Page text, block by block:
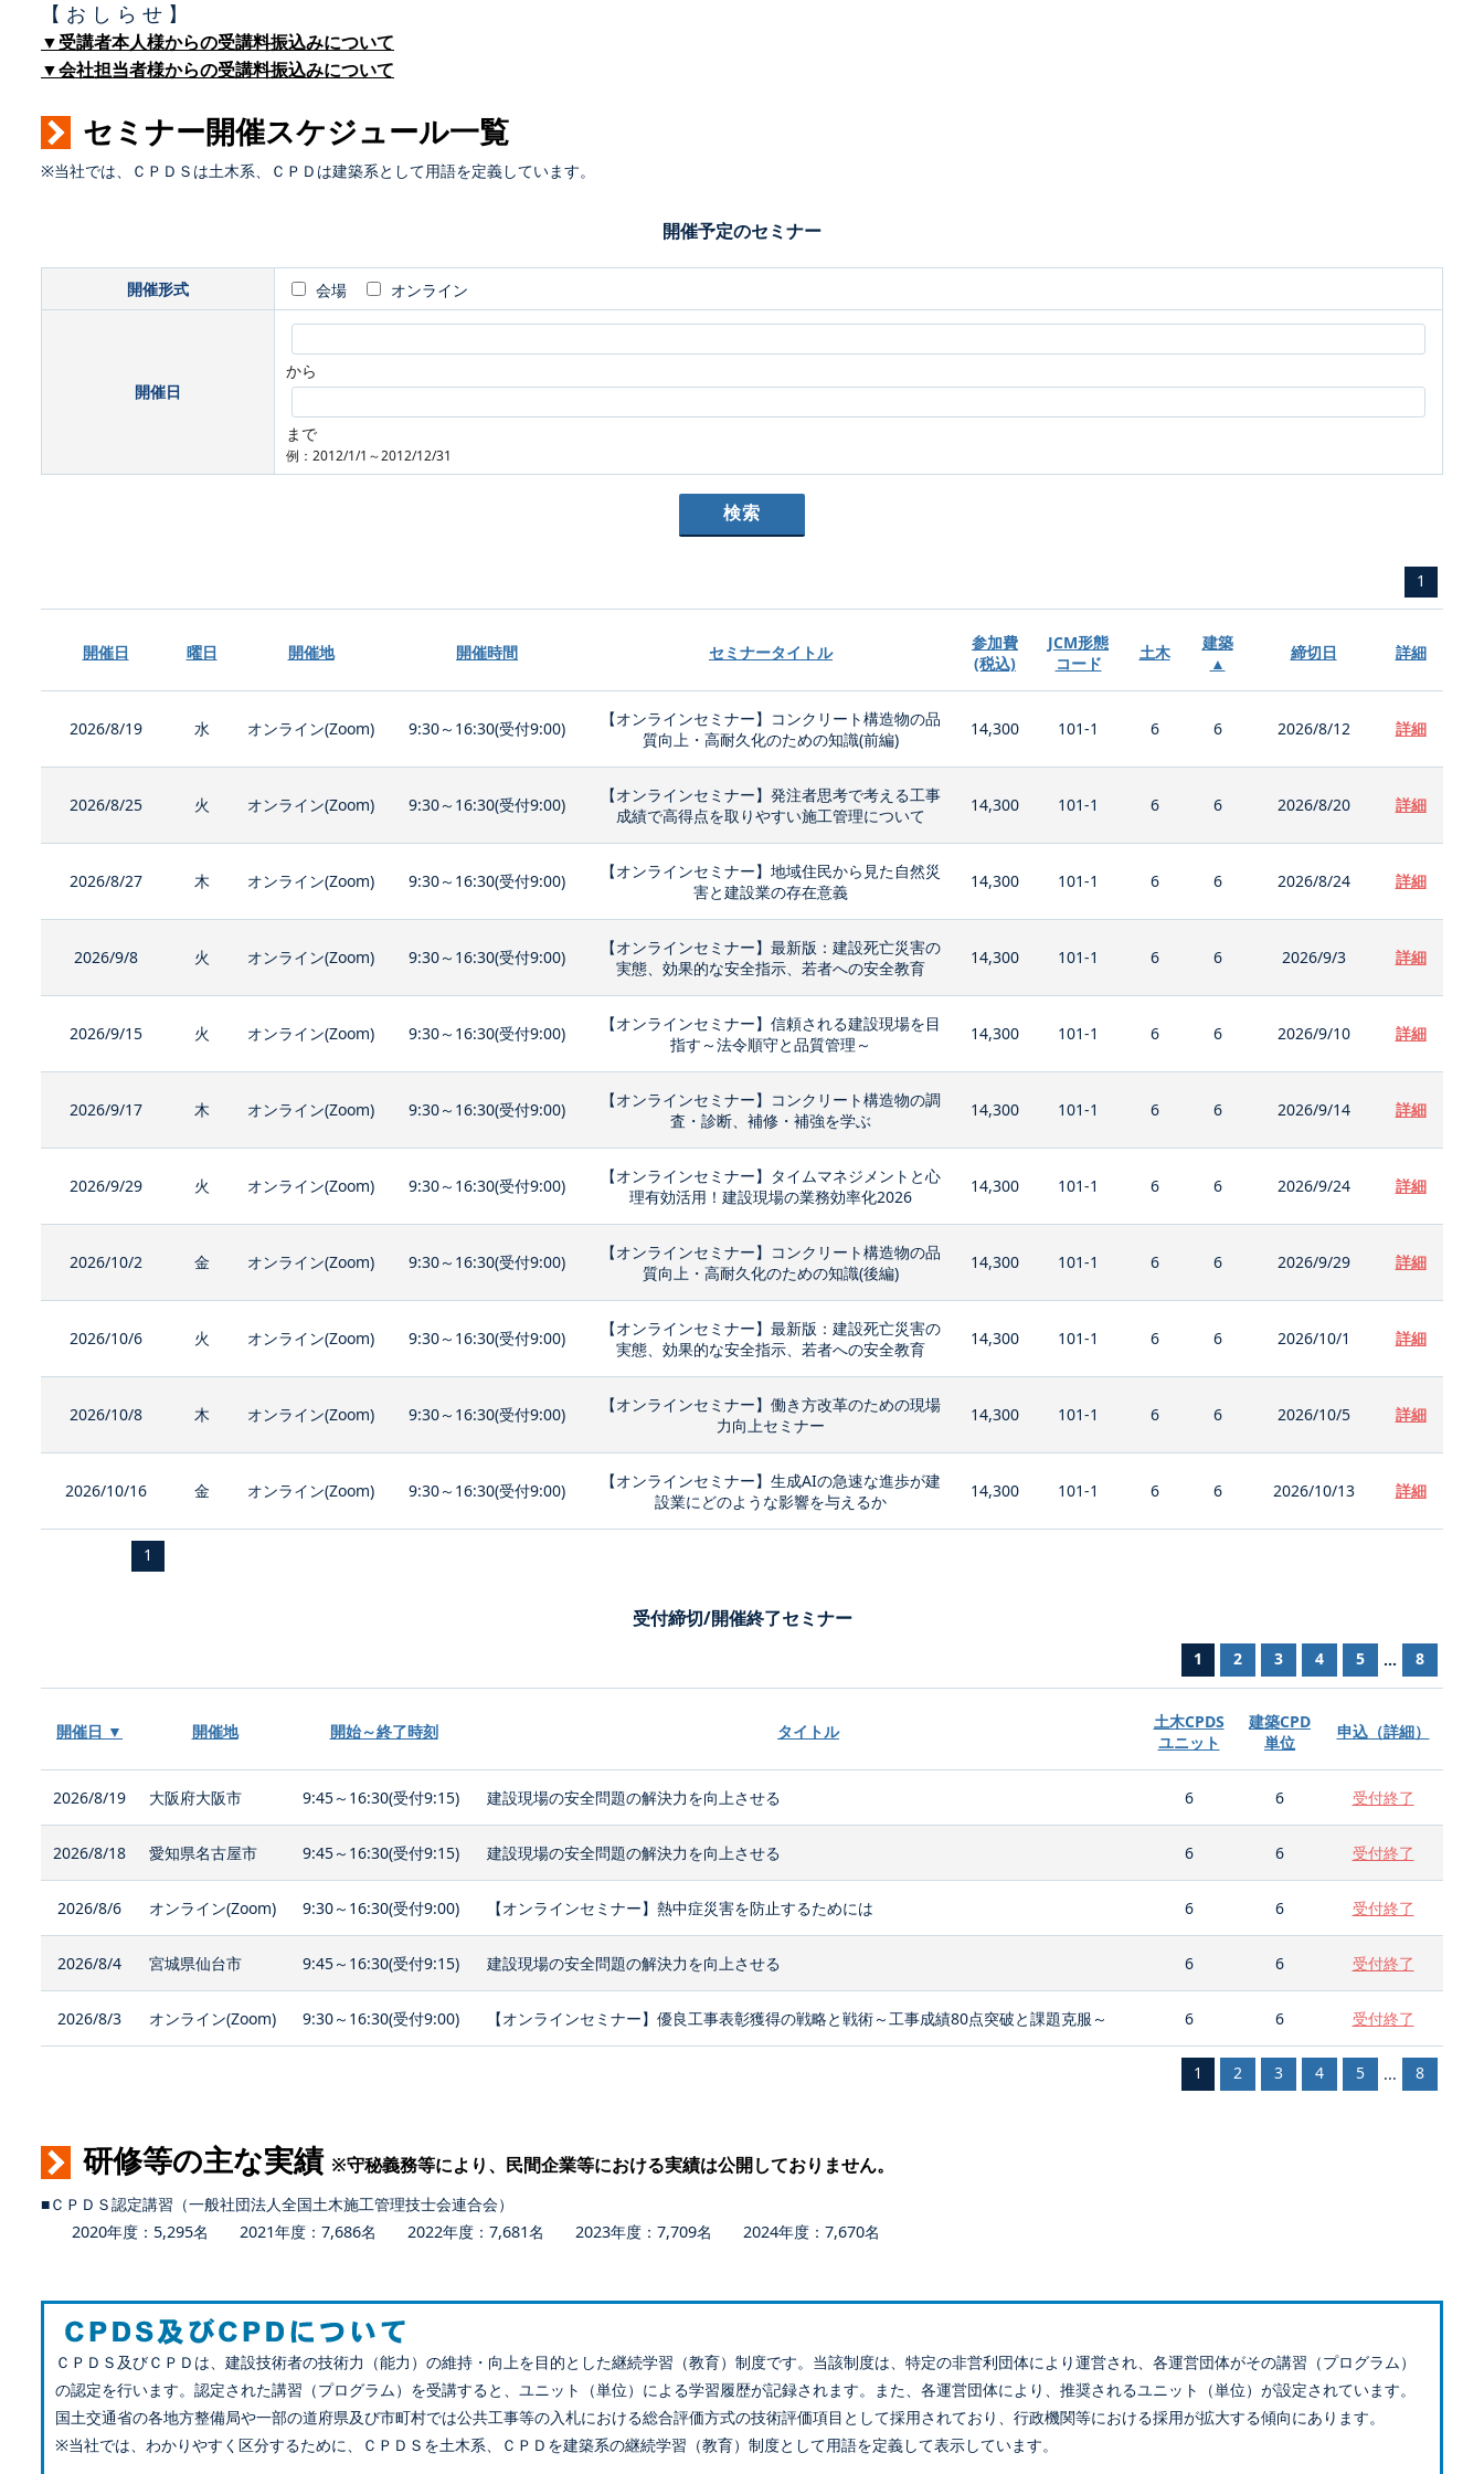
【 お し ら せ 】
▼受講者本人様からの受講料振込みについて
▼会社担当者様からの受講料振込みについて
セミナー開催スケジュール一覧
※当社では、ＣＰＤＳは土木系、ＣＰＤは建築系として用語を定義しています。
開催予定のセミナー
開催形式 会場 オンライン
開催日
から
まで
例：2012/1/1～2012/12/31
1
開催日 曜日 開催地 開催時間 セミナータイトル
参加費
(税込)
JCM形態
コード
土木
建築
▲
締切日 詳細
2026/8/19 水 オンライン(Zoom) 9:30～16:30(受付9:00)
【オンラインセミナー】コンクリート構造物の品
質向上・高耐久化のための知識(前編)
14,300 101-1 6 6 2026/8/12 詳細
2026/8/25 火 オンライン(Zoom) 9:30～16:30(受付9:00)
【オンラインセミナー】発注者思考で考える工事
成績で高得点を取りやすい施工管理について
14,300 101-1 6 6 2026/8/20 詳細
2026/8/27 木 オンライン(Zoom) 9:30～16:30(受付9:00)
【オンラインセミナー】地域住民から見た自然災
害と建設業の存在意義
14,300 101-1 6 6 2026/8/24 詳細
2026/9/8 火 オンライン(Zoom) 9:30～16:30(受付9:00)
【オンラインセミナー】最新版：建設死亡災害の
実態、効果的な安全指示、若者への安全教育
14,300 101-1 6 6 2026/9/3 詳細
2026/9/15 火 オンライン(Zoom) 9:30～16:30(受付9:00)
【オンラインセミナー】信頼される建設現場を目
指す～法令順守と品質管理～
14,300 101-1 6 6 2026/9/10 詳細
2026/9/17 木 オンライン(Zoom) 9:30～16:30(受付9:00)
【オンラインセミナー】コンクリート構造物の調
査・診断、補修・補強を学ぶ
14,300 101-1 6 6 2026/9/14 詳細
2026/9/29 火 オンライン(Zoom) 9:30～16:30(受付9:00)
【オンラインセミナー】タイムマネジメントと心
理有効活用！建設現場の業務効率化2026
14,300 101-1 6 6 2026/9/24 詳細
2026/10/2 金 オンライン(Zoom) 9:30～16:30(受付9:00)
【オンラインセミナー】コンクリート構造物の品
質向上・高耐久化のための知識(後編)
14,300 101-1 6 6 2026/9/29 詳細
2026/10/6 火 オンライン(Zoom) 9:30～16:30(受付9:00)
【オンラインセミナー】最新版：建設死亡災害の
実態、効果的な安全指示、若者への安全教育
14,300 101-1 6 6 2026/10/1 詳細
2026/10/8 木 オンライン(Zoom) 9:30～16:30(受付9:00)
【オンラインセミナー】働き方改革のための現場
力向上セミナー
14,300 101-1 6 6 2026/10/5 詳細
2026/10/16 金 オンライン(Zoom) 9:30～16:30(受付9:00)
【オンラインセミナー】生成AIの急速な進歩が建
設業にどのような影響を与えるか
14,300 101-1 6 6 2026/10/13 詳細
1
受付締切/開催終了セミナー
1 2 3 4 5 ... 8
開催日 ▼ 開催地 開始～終了時刻 タイトル
土木CPDS
ユニット
建築CPD
単位
申込（詳細）
2026/8/19 大阪府大阪市 9:45～16:30(受付9:15) 建設現場の安全問題の解決力を向上させる 6 6 受付終了
2026/8/18 愛知県名古屋市 9:45～16:30(受付9:15) 建設現場の安全問題の解決力を向上させる 6 6 受付終了
2026/8/6 オンライン(Zoom) 9:30～16:30(受付9:00) 【オンラインセミナー】熱中症災害を防止するためには 6 6 受付終了
2026/8/4 宮城県仙台市 9:45～16:30(受付9:15) 建設現場の安全問題の解決力を向上させる 6 6 受付終了
2026/8/3 オンライン(Zoom) 9:30～16:30(受付9:00) 【オンラインセミナー】優良工事表彰獲得の戦略と戦術～工事成績80点突破と課題克服～ 6 6 受付終了
1 2 3 4 5 ... 8
研修等の主な実績 ※守秘義務等により、民間企業等における実績は公開しておりません。
■ＣＰＤＳ認定講習（一般社団法人全国土木施工管理技士会連合会）
2020年度：5,295名 2021年度：7,686名 2022年度：7,681名 2023年度：7,709名 2024年度：7,670名
ＣＰＤＳ及びＣＰＤは、建設技術者の技術力（能力）の維持・向上を目的とした継続学習（教育）制度です。当該制度は、特定の非営利団体により運営され、各運営団体がその講習（プログラム）
の認定を行います。認定された講習（プログラム）を受講すると、ユニット（単位）による学習履歴が記録されます。また、各運営団体により、推奨されるユニット（単位）が設定されています。
国土交通省の各地方整備局や一部の道府県及び市町村では公共工事等の入札における総合評価方式の技術評価項目として採用されており、行政機関等における採用が拡大する傾向にあります。
※当社では、わかりやすく区分するために、ＣＰＤＳを土木系、ＣＰＤを建築系の継続学習（教育）制度として用語を定義して表示しています。